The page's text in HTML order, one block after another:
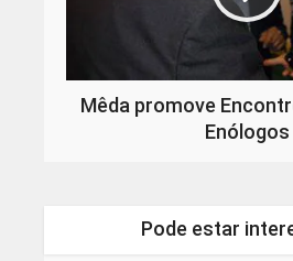
Mêda promove
Enólogos
Pode estar